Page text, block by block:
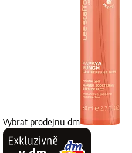
Vybrat prodejnu dm